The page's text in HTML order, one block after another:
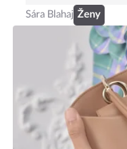
Sára Blahaj Ženy